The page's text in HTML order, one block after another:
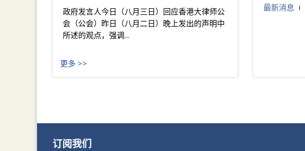
政府发言人今日（八月三日）回应香港大律师公
会（公会）昨日（八月二日）晚上发出的声明中
所述的观点，强调...
更多 >>
最新消息
订阅我们